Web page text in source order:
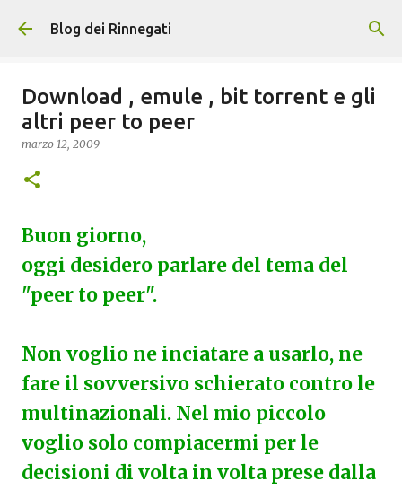
Passa ai contenuti principali
Blog dei Rinnegati
Download , emule , bit torrent e gli
altri peer to peer
marzo 12, 2009
Buon giorno,
oggi desidero parlare del tema del
"peer to peer".
Non voglio ne inciatare a usarlo, ne
fare il sovversivo schierato contro le
multinazionali. Nel mio piccolo
voglio solo compiacermi per le
decisioni di volta in volta prese dalla